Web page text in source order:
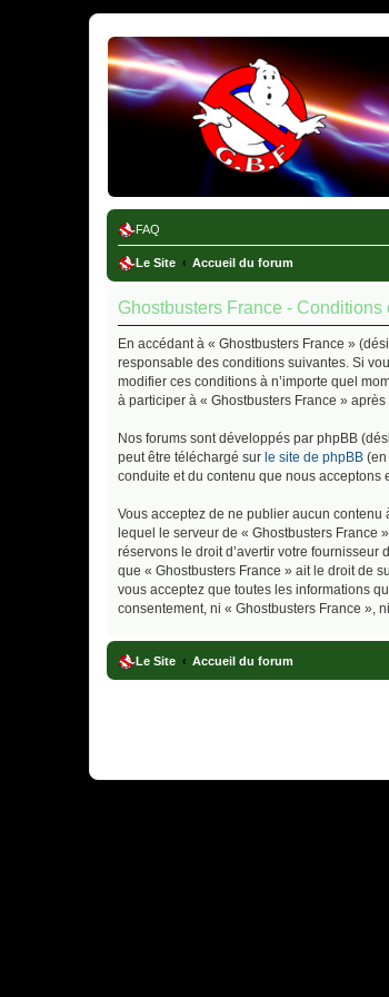
Ghostbusters France
FAQ
Le Site Accueil du forum
Ghostbusters France - Conditions
En accédant à « Ghostbusters France »
responsable des conditions suivantes. Si
modifier ces conditions à n’importe quel
à participer à « Ghostbusters France »
Nos forums sont développés par phpBB
peut être téléchargé sur le site de phpBB (en
conduite et du contenu que nous acceptons
Vous acceptez de ne publier aucun
lequel le serveur de « Ghostbusters France
réservons le droit d’avertir votre fournisseur
que « Ghostbusters France » ait le droit de
vous acceptez que toutes les informations
consentement, ni « Ghostbusters France »,
Le Site Accueil du forum